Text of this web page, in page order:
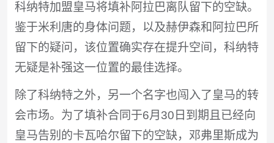
科纳特加盟皇马将填补阿拉巴离队留下的空缺。
鉴于米利唐的身体问题，以及赫伊森和阿拉巴所
留下的疑问，该位置确实存在提升空间，科纳特
无疑是补强这一位置的最佳选择。
除了科纳特之外，另一个名字也闯入了皇马的转
会市场。为了填补合同于6月30日到期且已经向
皇马告别的卡瓦哈尔留下的空缺，邓弗里斯成为